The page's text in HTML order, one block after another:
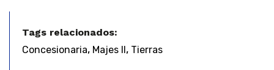
Tags relacionados:
Concesionaria, Majes II, Tierras